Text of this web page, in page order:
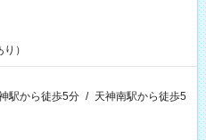
）
駅から徒歩5分 / 天神南駅から徒歩5